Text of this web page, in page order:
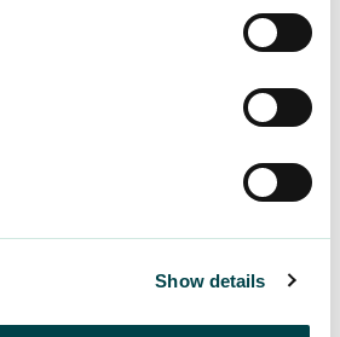
Show details